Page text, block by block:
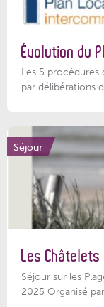
Évolution du
Les 5 procédures
par délibérations
Séjour
Les
Séjour sur les
2025 Organisé